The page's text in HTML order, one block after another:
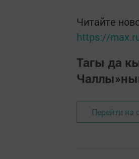
Читайте
https://
Тагы да
Перейти на